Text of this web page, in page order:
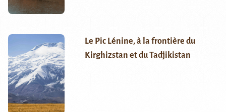
Le Pic Lénine, à la frontière du
Kirghizstan et du Tadjikistan